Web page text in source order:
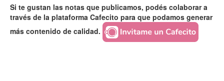
Si te gustan las notas que publicamos, podés colaborar a
través de la plataforma Cafecito para que podamos generar
más contenido de calidad.